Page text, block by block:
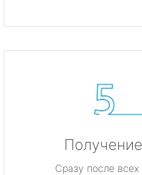
Сразу после